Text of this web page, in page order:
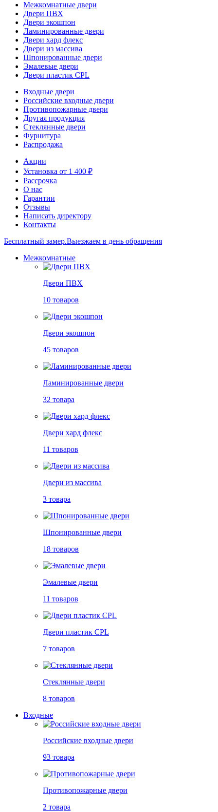
Межкомнатные двери
Двери ПВХ
Двери экошпон
Ламинированные двери
Двери хард флекс
Двери из массива
Шпонированные двери
Эмалевые двери
Двери пластик CPL
Входные двери
Российские входные двери
Противопожарные двери
Другая продукция
Стеклянные двери
Фурнитура
Распродажа
Акции
Установка от 1 400 ₽
Рассрочка
О нас
Гарантии
Отзывы
Написать директору
Контакты
Бесплатный замер.Выезжаем в день обращения
Межкомнатные
Двери ПВХ
10 товаров
Двери экошпон
45 товаров
Ламинированные двери
32 товара
Двери хард флекс
11 товаров
Двери из массива
3 товара
Шпонированные двери
18 товаров
Эмалевые двери
11 товаров
Двери пластик CPL
7 товаров
Стеклянные двери
8 товаров
Входные
Российские входные двери
93 товара
Противопожарные двери
2 товара